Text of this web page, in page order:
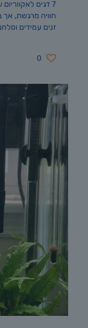
7 דגים
חוויה מרגשת,
זנים עמידים
0